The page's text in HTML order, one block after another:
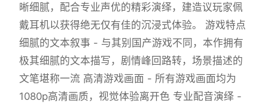
晰细腻，配合专业声优的精彩演绎，建造议玩家佩
戴耳机以获得绝无仅有佳的沉浸式体验。 游戏特点
细腻的文本叙事 - 与其别国产游戏不同，本作拥有
极其细腻的文本描写，剧情峰回路转，场景描述的
文笔堪称一流 高清游戏画面 - 所有游戏画面均为
1080p高清画质，视觉体验离开色 专业配音演绎 -